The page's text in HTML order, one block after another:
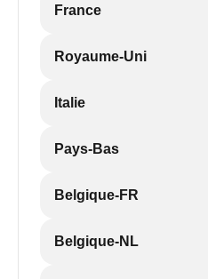
France
Royaume-Uni
Italie
Pays-Bas
Belgique-FR
Belgique-NL